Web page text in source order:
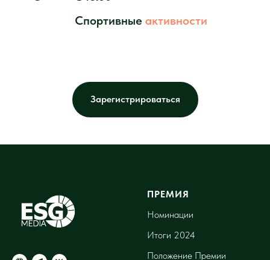
Спортивные активности
Зарегистрироваться
ПРЕМИЯ
Номинации
Итоги 2024
Положение Премии